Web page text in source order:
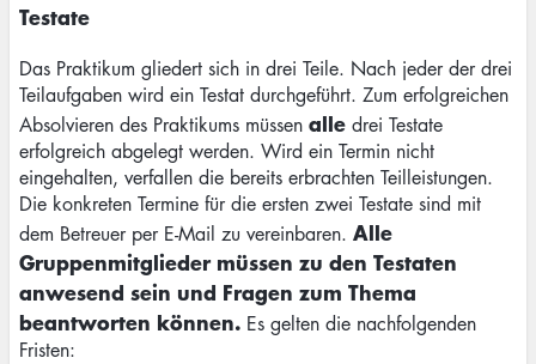
Testate
Das Praktikum gliedert sich in drei Teile. Nach jeder der drei
Teilaufgaben wird ein Testat durchgeführt. Zum erfolgreichen
Absolvieren des Praktikums müssen alle drei Testate
erfolgreich abgelegt werden. Wird ein Termin nicht
eingehalten, verfallen die bereits erbrachten Teilleistungen.
Die konkreten Termine für die ersten zwei Testate sind mit
dem Betreuer per E-Mail zu vereinbaren. Alle
Gruppenmitglieder müssen zu den Testaten
anwesend sein und Fragen zum Thema
beantworten können. Es gelten die nachfolgenden
Fristen: